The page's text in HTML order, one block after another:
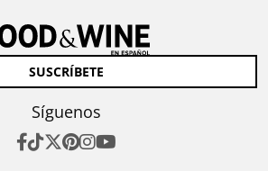
SUSCRÍBETE
Síguenos